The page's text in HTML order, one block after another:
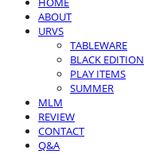
ABOUT
URVS
TABLEWARE
BLACK EDITION
PLAY ITEMS
SUMMER
MLM
REVIEW
CONTACT
Q&A